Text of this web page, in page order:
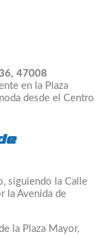
47008
en la Plaza
desde el Centro
siguiendo la Calle
la Avenida de
la Plaza Mayor,